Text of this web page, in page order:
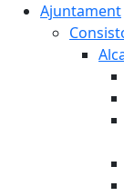
Ajuntament